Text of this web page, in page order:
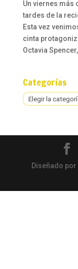
Un viernes más
tardes de la
Esta vez
cinta
Octavia
Categorías
Categorías
Diseñado por